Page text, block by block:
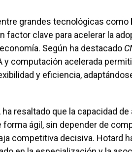
grandes tecnológicas como
factor clave para acelerar la
Según ha destacado
y computación acelerada
y eficiencia,
ha resaltado que la capacidad
forma ágil, sin depender de
competitiva decisiva. Hotard